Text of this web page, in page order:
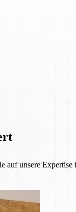
auf unsere